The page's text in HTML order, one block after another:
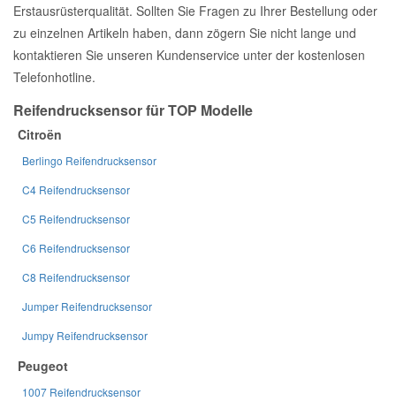
Erstausrüsterqualität. Sollten Sie Fragen zu Ihrer Bestellung oder
zu einzelnen Artikeln haben, dann zögern Sie nicht lange und
kontaktieren Sie unseren Kundenservice unter der kostenlosen
Telefonhotline.
Reifendrucksensor für TOP Modelle
Citroën
Berlingo Reifendrucksensor
C4 Reifendrucksensor
C5 Reifendrucksensor
C6 Reifendrucksensor
C8 Reifendrucksensor
Jumper Reifendrucksensor
Jumpy Reifendrucksensor
Peugeot
1007 Reifendrucksensor